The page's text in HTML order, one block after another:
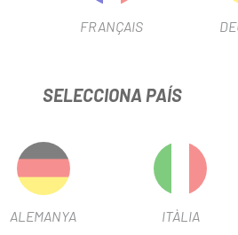
FRANÇAIS
SELECCIONA PAÍS
ALEMANYA ITÀLIA